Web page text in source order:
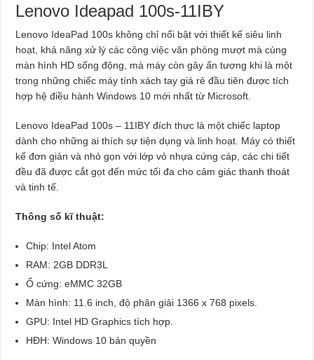
Lenovo Ideapad 100s-11IBY
Lenovo IdeaPad 100s không chỉ nổi bật với thiết kế siêu linh
hoạt, khả năng xử lý các công việc văn phòng mượt mà cùng
màn hình HD sống động, mà máy còn gây ấn tượng khi là một
trong những chiếc máy tính xách tay giá rẻ đầu tiên được tích
hợp hệ điều hành Windows 10 mới nhất từ Microsoft.
Lenovo IdeaPad 100s – 11IBY đích thực là một chiếc laptop
dành cho những ai thích sự tiện dụng và linh hoạt. Máy có thiết
kế đơn giản và nhỏ gọn với lớp vỏ nhựa cứng cáp, các chi tiết
đều đã được cắt gọt đến mức tối đa cho cảm giác thanh thoát
và tinh tế.
Thông số kĩ thuật:
Chip: Intel Atom
RAM: 2GB DDR3L
Ổ cứng: eMMC 32GB
Màn hình: 11.6 inch, độ phân giải 1366 x 768 pixels.
GPU: Intel HD Graphics tích hợp.
HĐH: Windows 10 bản quyền